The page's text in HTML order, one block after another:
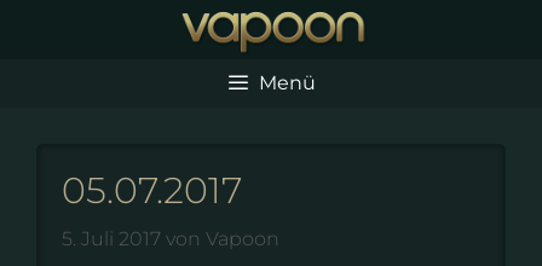
Menü
05.07.2017
5. Juli 2017 von Vapoon